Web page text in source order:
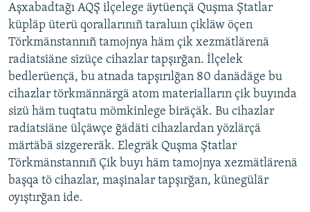
СУГЫШ
БЕЗНЕ ТОМАЛАДЫЛАР
ШӘЛКЕМНӘР
ӘҢГӘМӘ
КОММЕНТАР
ДИНИ ТОРМЫШ
ПӘРӘВЕЗ
ФӘН-ФӘСМӘТӘН
КИНОХАНӘ
ДӨНЬЯ ХӘЛЛӘРЕ
ТАТАРЧА ПОДКАСТ
ӘЙДӘ ONLINE
IDEL.РЕАЛИИ
БЕЗГӘ КУШЫЛЫГЫЗ!
Aşxabadtağı AQŞ ilçelege äytüençä Quşma Ştatlar
küpläp üterü qorallarınıñ taraluın çikläw öçen
Törkmänstannıñ tamojnya häm çik xezmätlärenä
radiatsiäne sizüçe cihazlar tapşırğan. İlçelek
bedlerüençä, bu atnada tapşırılğan 80 danädäge bu
cihazlar törkmännärgä atom materialların çik buyında
sizü häm tuqtatu mömkinlege biräçäk. Bu cihazlar
radiatsiäne ülçäwçe ğädäti cihazlardan yözlärçä
märtäbä sizgereräk. Elegräk Quşma Ştatlar
Törkmänstannıñ Çik buyı häm tamojnya xezmätlärenä
başqa tö cihazlar, maşinalar tapşırğan, künegülär
oyıştırğan ide.